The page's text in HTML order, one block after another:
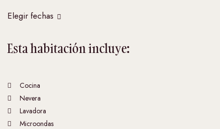
Elegir fechas
Esta habitación incluye:
Cocina
Nevera
Lavadora
Microondas